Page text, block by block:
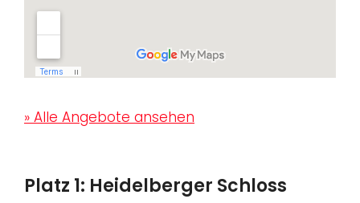
» Alle Angebote ansehen
Platz 1: Heidelberger Schloss